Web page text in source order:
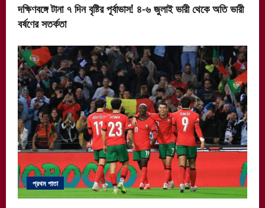
দক্ষিণবঙ্গে টানা ৭ দিন বৃষ্টির পূর্বাভাস! ৪-৬ জুলাই ভারী থেকে অতি ভারী
বর্ষণের সতর্কতা
প্রথম পাতা